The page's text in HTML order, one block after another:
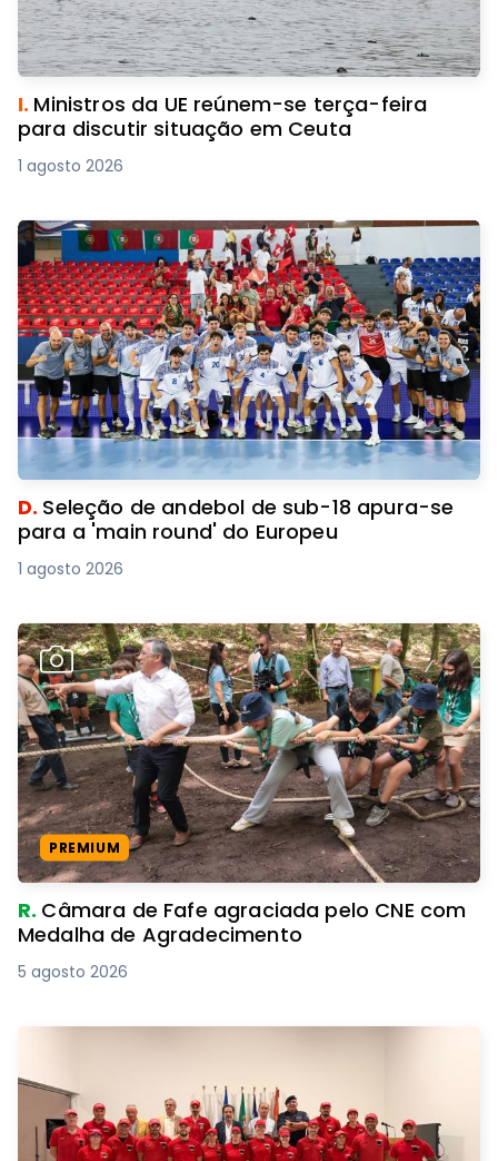
I. Ministros da UE reúnem-se terça-feira
para discutir situação em Ceuta
1 agosto 2026
D. Seleção de andebol de sub-18 apura-se
para a 'main round' do Europeu
1 agosto 2026
PREMIUM
R. Câmara de Fafe agraciada pelo CNE com
Medalha de Agradecimento
5 agosto 2026